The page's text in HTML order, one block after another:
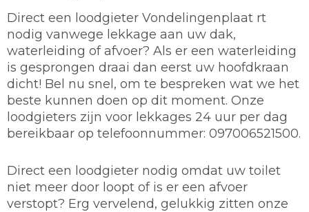
Direct een loodgieter Vondelingenplaat rt
nodig vanwege lekkage aan uw dak,
waterleiding of afvoer? Als er een waterleiding
is gesprongen draai dan eerst uw hoofdkraan
dicht! Bel nu snel, om te bespreken wat we het
beste kunnen doen op dit moment. Onze
loodgieters zijn voor lekkages 24 uur per dag
bereikbaar op telefoonnummer: 097006521500.
Direct een loodgieter nodig omdat uw toilet
niet meer door loopt of is er een afvoer
verstopt? Erg vervelend, gelukkig zitten onze